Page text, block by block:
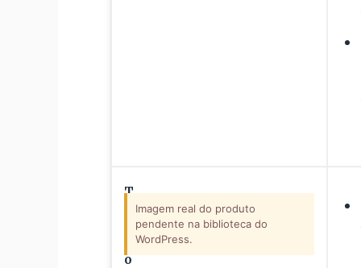
T
m
o
Imagem real do produto
pendente na biblioteca do
WordPress.